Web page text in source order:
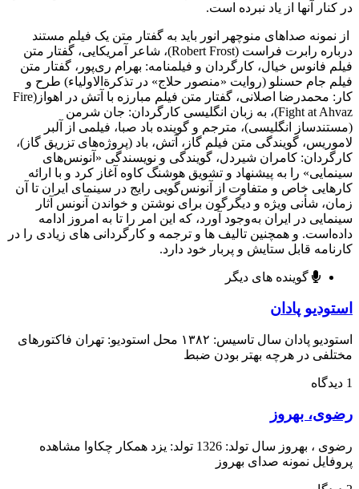
آنها از یاد نبرده است.
صداهای منوچهر انور باید به گفتار متن یک فیلم مستند
درباره رابرت فراست (Robert Frost)، شاعر آمریکایی، گفتار متن
فانوس خیال، کارگردان و فیلمنامه: بهرام ری‌پور، گفتار متن
جام حسنلو (روایت «منصور حلاج» در تذکرةالاولیاء) طرح و
کار: محمدرضا اصلانی، گفتار متن فیلم مبارزه با آتش در اهواز(Fire
Fight at Ahvaz)، به زبان انگلیسی کارگردان: جان شرمن
انگلیسی)، مترجم و گوینده باد صبا، فیلمی از آلبر
گویندگی متن فیلم گاز، آتش، باد (پروژه‌های تزریق گاز)،
کامران شیردل، گویندگی و نویسندگی «آنونس‌های
را به پیشنهاد و تشویق هوشنگ کاوه آغاز کرد و با ارائه
خاص و متفاوت از آنونس‌گویی رایج در سینمای ایران تا آن
شأنی ویژه و دیگرگون برای نوشتن و خواندن آنونس آثار
در ایران به‌وجود آورد، که این امر را تا به امروز ادامه
و همچنین تالیف ها و ترجمه و کارگردانی های زیادی را در
قابل ستایش و پربار خود دارد.
گوینده های دیگر
پادان
استودیو پادان سال تاسیس: ۱۳۸۲ محل استودیو: تهران فاکتورهای
در هرچه بهتر بودن ضبط
بهروز
رضوی ، بهروز سال تولد: 1326 تولد: یزد همکار چکاوا مشاهده
نمونه صدای بهروز